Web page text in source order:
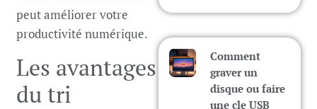
peut améliorer votre
productivité numérique.
Les avantages
du tri
Comment
graver un
disque ou faire
une cle USB